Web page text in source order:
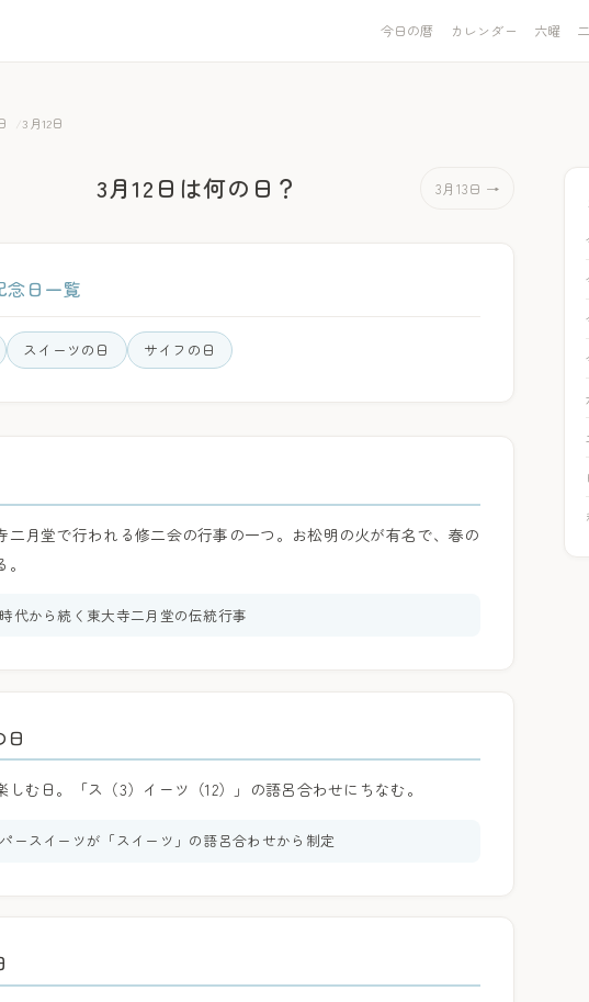
今日の暦 カレンダー 六曜
3月12日
3月12日は何の日？ 3月13日 →
念日一覧
スイーツの日 サイフの日
二月堂で行われる修二会の行事の一つ。お松明の火が有名で、春の
代から続く東大寺二月堂の伝統行事
日
しむ日。「ス（3）イーツ（12）」の語呂合わせにちなむ。
ースイーツが「スイーツ」の語呂合わせから制定